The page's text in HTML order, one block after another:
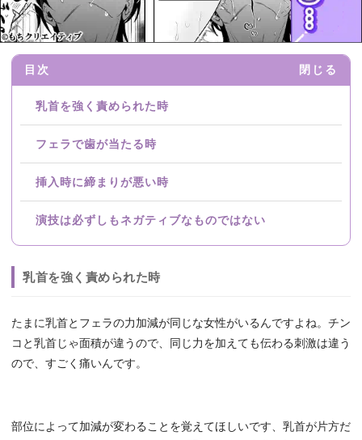
目次 閉じる
乳首を強く責められた時
フェラで歯が当たる時
挿入時に締まりが悪い時
演技は必ずしもネガティブなものではない
乳首を強く責められた時
たまに乳首とフェラの力加減が同じな女性がいるんですよね。チン
コと乳首じゃ面積が違うので、同じ力を加えても伝わる刺激は違う
ので、すごく痛いんです。
部位によって加減が変わることを覚えてほしいです、乳首が片方だ